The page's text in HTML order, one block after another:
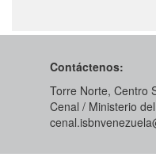
Contáctenos:
Torre Norte, Centro
Cenal / Ministerio